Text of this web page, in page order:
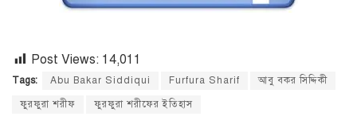
Post Views: 14,011
Tags: Abu Bakar Siddiqui Furfura Sharif আবু বকর সিদ্দিকী
ফুরফুরা শরীফ ফুরফুরা শরীফের ইতিহাস